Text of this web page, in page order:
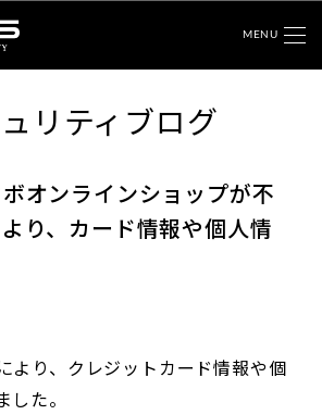
MENU
リティブログ
オンラインショップが不
り、カード情報や個人情
より、クレジットカード情報や個
した。